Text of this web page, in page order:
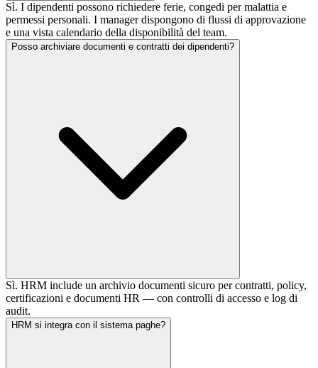
Sì. I dipendenti possono richiedere ferie, congedi per malattia e
permessi personali. I manager dispongono di flussi di approvazione
e una vista calendario della disponibilità del team.
Posso archiviare documenti e contratti dei dipendenti?
Sì. HRM include un archivio documenti sicuro per contratti, policy,
certificazioni e documenti HR — con controlli di accesso e log di
audit.
HRM si integra con il sistema paghe?